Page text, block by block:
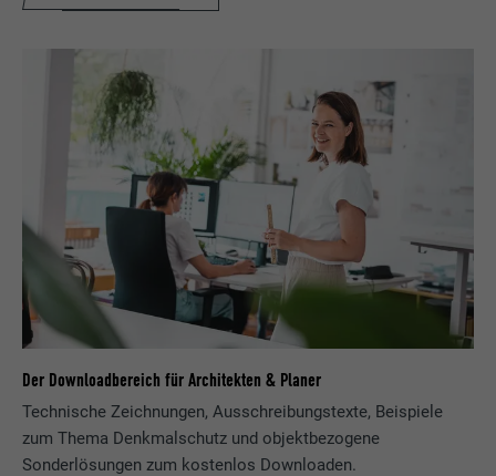
Der Downloadbereich für Architekten & Planer
Technische Zeichnungen, Ausschreibungstexte, Beispiele
zum Thema Denkmalschutz und objektbezogene
Sonderlösungen zum kostenlos Downloaden.